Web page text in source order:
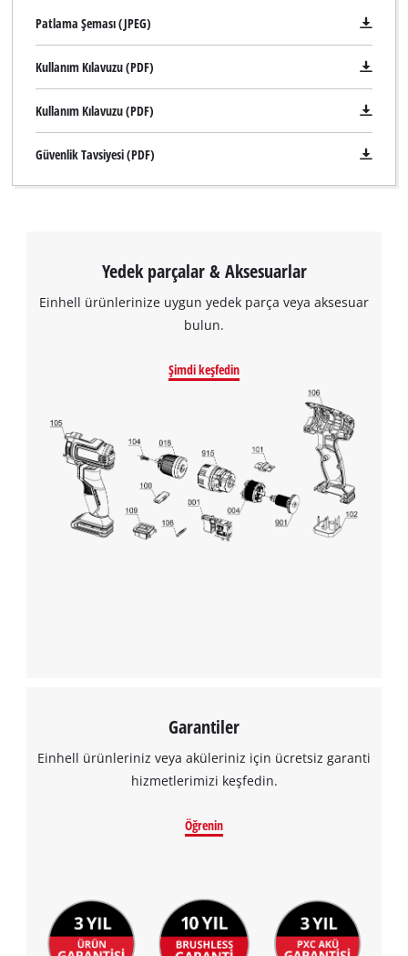
Patlama Şeması (JPEG)
Kullanım Kılavuzu (PDF)
Kullanım Kılavuzu (PDF)
Güvenlik Tavsiyesi (PDF)
Yedek parçalar & Aksesuarlar
Einhell ürünlerinize uygun yedek parça veya aksesuar
bulun.
Şimdi keşfedin
Garantiler
Einhell ürünleriniz veya aküleriniz için ücretsiz garanti
hizmetlerimizi keşfedin.
Öğrenin